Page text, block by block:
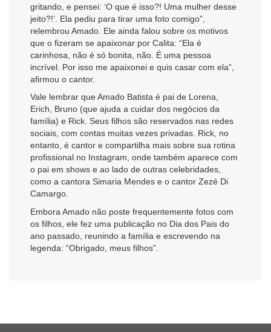
gritando, e pensei: ‘O que é isso?! Uma mulher desse
jeito?!’. Ela pediu para tirar uma foto comigo”,
relembrou Amado. Ele ainda falou sobre os motivos
que o fizeram se apaixonar por Calita: “Ela é
carinhosa, não é só bonita, não. É uma pessoa
incrível. Por isso me apaixonei e quis casar com ela”,
afirmou o cantor.
Vale lembrar que Amado Batista é pai de Lorena,
Erich, Bruno (que ajuda a cuidar dos negócios da
família) e Rick. Seus filhos são reservados nas redes
sociais, com contas muitas vezes privadas. Rick, no
entanto, é cantor e compartilha mais sobre sua rotina
profissional no Instagram, onde também aparece com
o pai em shows e ao lado de outras celebridades,
como a cantora Simaria Mendes e o cantor Zezé Di
Camargo.
Embora Amado não poste frequentemente fotos com
os filhos, ele fez uma publicação no Dia dos Pais do
ano passado, reunindo a família e escrevendo na
legenda: “Obrigado, meus filhos”.